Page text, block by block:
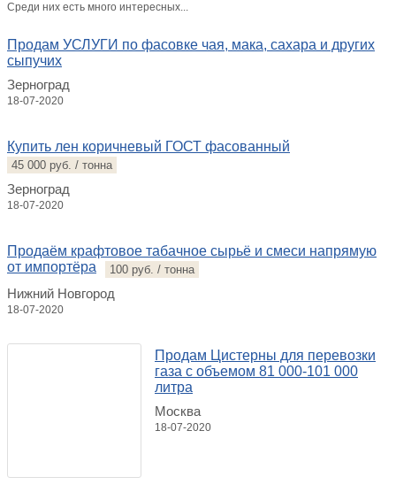
Среди них есть много интересных...
Продам УСЛУГИ по фасовке чая, мака, сахара и других
сыпучих
Зерноград
18-07-2020
Купить лен коричневый ГОСТ фасованный
45 000 руб. / тонна
Зерноград
18-07-2020
Продаём крафтовое табачное сырьё и смеси напрямую
от импортёра
100 руб. / тонна
Нижний Новгород
18-07-2020
Продам Цистерны для перевозки
газа с объемом 81 000-101 000
литра
Москва
18-07-2020